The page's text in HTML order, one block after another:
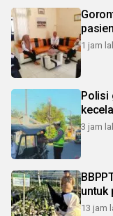
1 jam
Polisi
3 jam
untuk
13 jam